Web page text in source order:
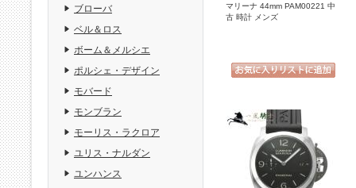
マリーナ 44mm PAM00221 中
古 時計 メンズ
ブローバ
ベル＆ロス
ボーム＆メルシエ
ポルシェ・デザイン
モバード
モンブラン
モーリス・ラクロア
ユリス・ナルダン
ユンハンス